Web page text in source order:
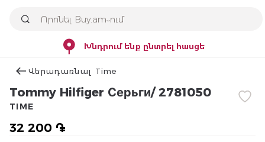
Խնդրում ենք ընտրել հասցե
Վերադառնալ Time
Tommy Hilfiger Серьги/ 2781050
32 200 ֏
TIME